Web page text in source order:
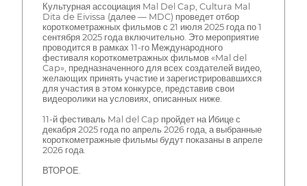
Культурная ассоциация Mal Del Cap, Cultura Mal
Dita de Eivissa (далее — MDC) проведет отбор
короткометражных фильмов с 21 июля 2025 года по 1
сентября 2025 года включительно. Это мероприятие
проводится в рамках 11-го Международного
фестиваля короткометражных фильмов «Mal del
Cap», предназначенного для всех создателей видео,
желающих принять участие и зарегистрировавшихся
для участия в этом конкурсе, представив свои
видеоролики на условиях, описанных ниже.
11-й фестиваль Mal del Cap пройдет на Ибице с
декабря 2025 года по апрель 2026 года, а выбранные
короткометражные фильмы будут показаны в апреле
2026 года.
ВТОРОЕ.